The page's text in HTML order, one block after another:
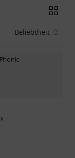
Beliebtheit